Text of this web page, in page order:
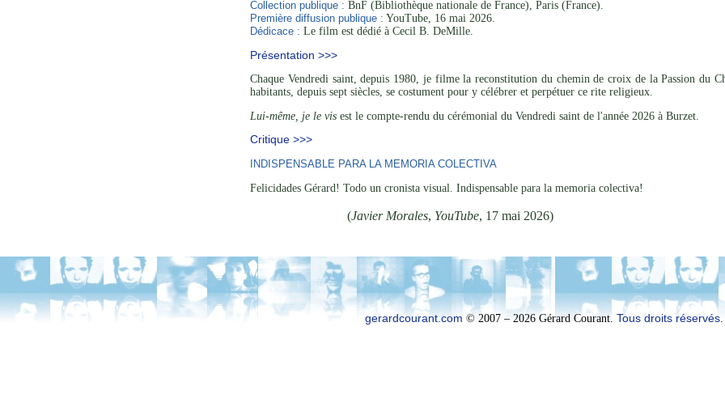
Collection publique : BnF (Bibliothèque nationale de France), Paris (France).
Première diffusion publique : YouTube, 16 mai 2026.
Dédicace : Le film est dédié à Cecil B. DeMille.
Présentation >>>
Chaque Vendredi saint, depuis 1980, je filme la reconstitution du chemin de croix de la Passion du
habitants, depuis sept siècles, se costument pour y célébrer et perpétuer ce rite religieux.
Lui-même, je le vis est le compte-rendu du cérémonial du Vendredi saint de l'année 2026 à Burzet.
Critique >>>
INDISPENSABLE PARA LA MEMORIA COLECTIVA
Felicidades Gérard! Todo un cronista visual. Indispensable para la memoria colectiva!
(Javier Morales, YouTube, 17 mai 2026)
gerardcourant.com © 2007 – 2026 Gérard Courant. Tous droits réservés.